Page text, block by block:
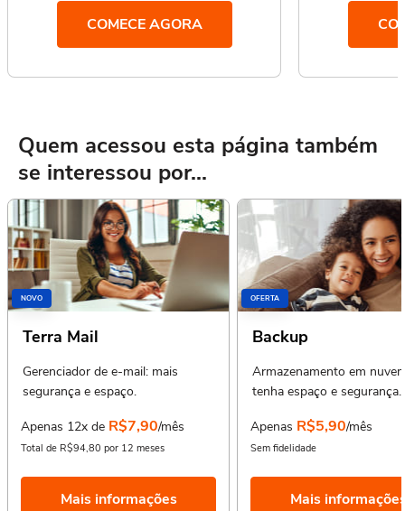
COMECE AGORA
Quem acessou esta página também
se interessou por...
NOVO
Terra Mail
Gerenciador de e-mail: mais
segurança e espaço.
Apenas 12x de R$7,90/mês
Total de R$94,80 por 12 meses
Mais informações
OFERTA
Backup
Armazenamento em
tenha espaço e segurança.
Apenas R$5,90/mês
Sem fidelidade
Mais